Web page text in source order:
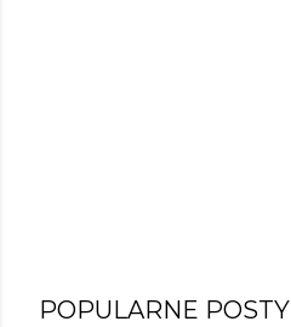
POPULARNE POSTY